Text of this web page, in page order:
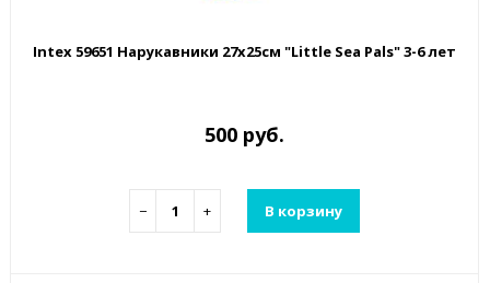
Intex 59651 Нарукавники 27х25см "Little Sea Pals" 3-6 лет
500 руб.
− + В корзину